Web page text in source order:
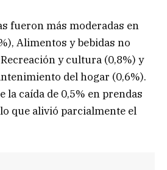
fueron más moderadas en
Alimentos y bebidas no
y cultura (0,8%) y
del hogar (0,6%).
la caída de 0,5% en prendas
que alivió parcialmente el